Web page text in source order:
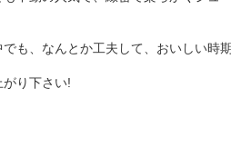
も、なんとか工夫して、おいしい時
り下さい!